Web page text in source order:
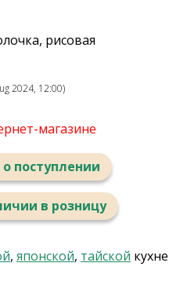
рисовая
2024, 12:00)
магазине
поступлении
в розницу
, японской, тайской кухне